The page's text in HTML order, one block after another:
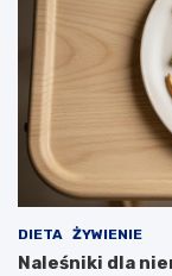
DIETA ŻYWIENIE
Naleśniki dla